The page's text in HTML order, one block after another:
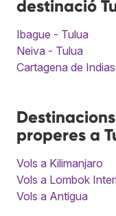
destinació
Ibague - Tulua
Neiva - Tulua
Cartagena de
properes a
Vols a Kilimanjaro
Vols a Lombok
Vols a Antigua